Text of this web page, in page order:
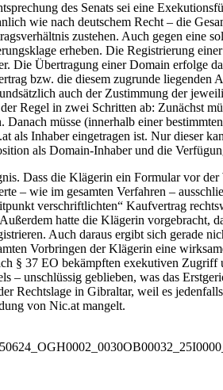
des Senats sei eine
wie nach deutschem Recht – die
zustehen. Auch gegen eine
erheben. Die Registrierung
Die Übertragung einer Domain erfolge
bzw. die diesem zugrunde
auch der Zustimmung der
Regel in zwei Schritten ab: Zunächst
müsse (innerhalb einer
als Inhaber eingetragen ist. Nur dieser
als Domain-Inhaber und die
Dass die Klägerin ein Formular vor
– wie im gesamten Verfahren –
verschriftlichten“ Kaufvertrag
hatte die Klägerin
Auch daraus ergibt sich gerade
Vorbringen der Klägerin eine
§ 37 EO bekämpften exekutiven
– unschlüssig geblieben, was das
Rechtslage in Gibraltar, weil es
von Nic.at mangelt.